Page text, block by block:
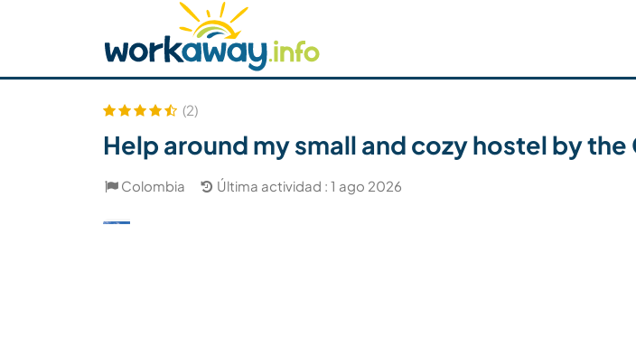
Buscar anfitrión Busca un compañero
Seguridad
(2)
Help around my small and cozy hostel by
Colombia Última actividad : 1 ago 2026